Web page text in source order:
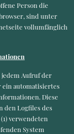
Person die
sind unter
vollumfänglich
Aufruf der
ein automatisiertes
Diese
den Logfiles des
verwendeten
System